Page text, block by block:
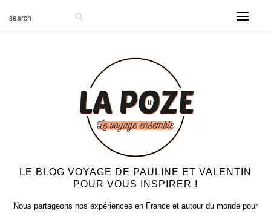
LE BLOG VOYAGE DE PAULINE ET VALENTIN
POUR VOUS INSPIRER !
Nous partageons nos expériences en France et autour du monde pour